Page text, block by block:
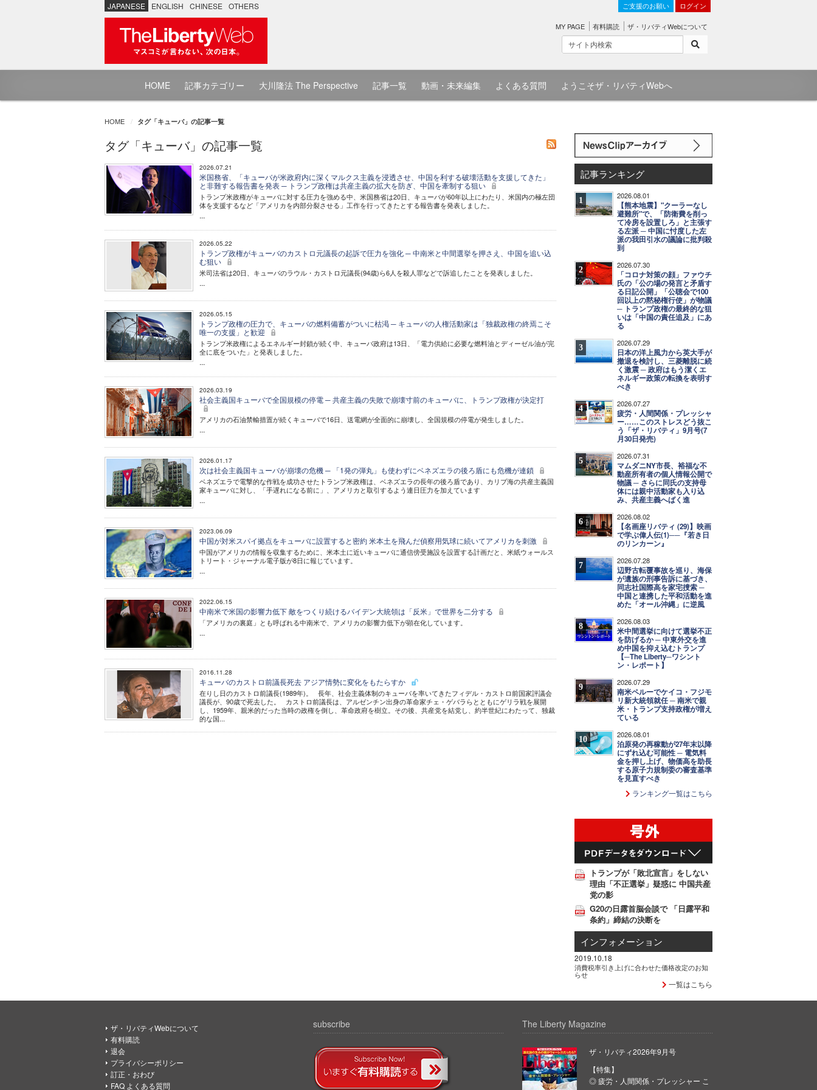
JAPANESE ENGLISH CHINESE OTHERS ご支援のお願い ログイン
MY PAGE 有料購読 ザ・リバティWebについて
HOME 記事カテゴリー 大川隆法 The Perspective 記事一覧 動画・未来編集 よくある質問 ようこそザ・リバティWebへ
HOME タグ「キューバ」の記事一覧
タグ「キューバ」の記事一覧
2026.07.21
米国務省、「キューバが米政府内に深くマルクス主義を浸透させ、中国を利する破壊活動を支援してきた」
と非難する報告書を発表 ─ トランプ政権は共産主義の拡大を防ぎ、中国を牽制する狙い
トランプ米政権がキューバに対する圧力を強める中、米国務省は20日、キューバが60年以上にわたり、米国内の極左団
体を支援するなど「アメリカを内部分裂させる」工作を行ってきたとする報告書を発表しました。
...
2026.05.22
トランプ政権がキューバのカストロ元議長の起訴で圧力を強化 ─ 中南米と中間選挙を押さえ、中国を追い込
む狙い
米司法省は20日、キューバのラウル・カストロ元議長(94歳)ら6人を殺人罪などで訴追したことを発表しました。
...
2026.05.15
トランプ政権の圧力で、キューバの燃料備蓄がついに枯渇 ─ キューバの人権活動家は「独裁政権の終焉こそ
唯一の支援」と歓迎
トランプ米政権によるエネルギー封鎖が続く中、キューバ政府は13日、「電力供給に必要な燃料油とディーゼル油が完
全に底をついた」と発表しました。
...
2026.03.19
社会主義国キューバで全国規模の停電 ─ 共産主義の失敗で崩壊寸前のキューバに、トランプ政権が決定打
アメリカの石油禁輸措置が続くキューバで16日、送電網が全面的に崩壊し、全国規模の停電が発生しました。
...
2026.01.17
次は社会主義国キューバが崩壊の危機 ─ 「1発の弾丸」も使わずにベネズエラの後ろ盾にも危機が連鎖
ベネズエラで電撃的な作戦を成功させたトランプ米政権は、ベネズエラの長年の後ろ盾であり、カリブ海の共産主義国
家キューバに対し、「手遅れになる前に」、アメリカと取引するよう連日圧力を加えています
...
2023.06.09
中国が対米スパイ拠点をキューバに設置すると密約 米本土を飛んだ偵察用気球に続いてアメリカを刺激
中国がアメリカの情報を収集するために、米本土に近いキューバに通信傍受施設を設置する計画だと、米紙ウォールス
トリート・ジャーナル電子版が8日に報じています。
...
2022.06.15
中南米で米国の影響力低下 敵をつくり続けるバイデン大統領は「反米」で世界を二分する
「アメリカの裏庭」とも呼ばれる中南米で、アメリカの影響力低下が顕在化しています。
...
2016.11.28
キューバのカストロ前議長死去 アジア情勢に変化をもたらすか
在りし日のカストロ前議長(1989年)。 長年、社会主義体制のキューバを率いてきたフィデル・カストロ前国家評議会
議長が、90歳で死去した。 カストロ前議長は、アルゼンチン出身の革命家チェ・ゲバラらとともにゲリラ戦を展開
し、1959年、親米的だった当時の政権を倒し、革命政府を樹立。その後、共産党を結党し、約半世紀にわたって、独裁
的な国...
記事ランキング
1 2026.08.01
【熊本地震】"クーラーなし
避難所"で、「防衛費を削っ
て冷房を設置しろ」と主張す
る左派 ─ 中国に忖度した左
派の我田引水の議論に批判殺
到
2 2026.07.30
「コロナ対策の顔」ファウチ
氏の「公の場の発言と矛盾す
る日記公開」「公聴会で100
回以上の黙秘権行使」が物議
─ トランプ政権の最終的な狙
いは「中国の責任追及」にあ
る
3 2026.07.29
日本の洋上風力から英大手が
撤退を検討し、三菱離脱に続
く激震 ─ 政府はもう潔くエ
ネルギー政策の転換を表明す
べき
4 2026.07.27
疲労・人間関係・プレッシャ
ー……このストレスどう抜こ
う「ザ・リバティ」9月号(7
月30日発売)
5 2026.07.31
マムダニNY市長、裕福な不
動産所有者の個人情報公開で
物議 ─ さらに同氏の支持母
体には親中活動家も入り込
み、共産主義へばく進
6 2026.08.02
【名画座リバティ (29)】映画
で学ぶ偉人伝(1)──『若き日
のリンカーン』
7 2026.07.28
辺野古転覆事故を巡り、海保
が遺族の刑事告訴に基づき、
同志社国際高を家宅捜索 ─
中国と連携した平和活動を進
めた「オール沖縄」に逆風
8 2026.08.03
米中間選挙に向けて選挙不正
を防げるか ─ 中東外交を進
め中国を抑え込むトランプ
【─The Liberty─ワシント
ン・レポート】
9 2026.07.29
南米ペルーでケイコ・フジモ
リ新大統領就任 ─ 南米で親
米・トランプ支持政権が増え
ている
10 2026.08.01
泊原発の再稼動が27年末以降
にずれ込む可能性 ─ 電気料
金を押し上げ、物価高を助長
する原子力規制委の審査基準
を見直すべき
ランキング一覧はこちら
トランプが「敗北宣言」をしない
理由「不正選挙」疑惑に 中国共産
党の影
G20の日露首脳会談で 「日露平和
条約」締結の決断を
インフォメーション
2019.10.18
消費税率引き上げに合わせた価格改定のお知
らせ
一覧はこちら
ザ・リバティWebについて
有料購読
退会
プライバシーポリシー
訂正・おわび
FAQ よくある質問
subscribe The Liberty Magazine
ザ・リバティ2026年9月号
【特集】
◎ 疲労・人間関係・プレッシャー こ